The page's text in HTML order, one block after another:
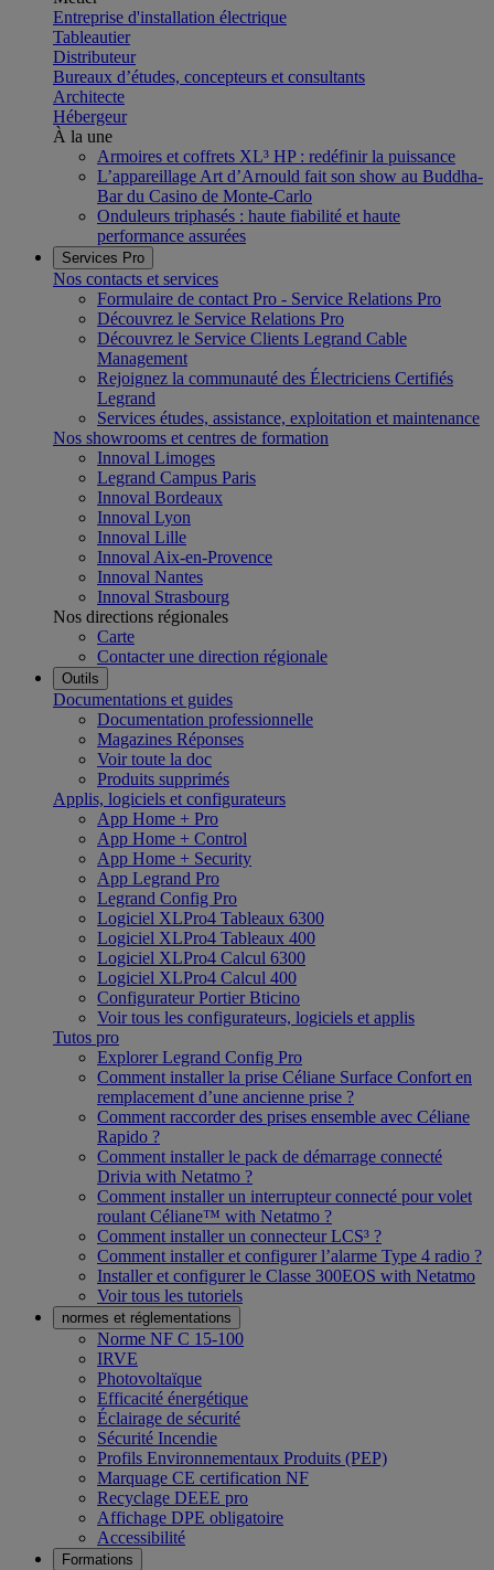
Entreprise d'installation électrique
Tableautier
Distributeur
Bureaux d’études, concepteurs et consultants
Architecte
Hébergeur
À la une
Armoires et coffrets XL³ HP : redéfinir la puissance
L’appareillage Art d’Arnould fait son show au Buddha-
Bar du Casino de Monte-Carlo
Onduleurs triphasés : haute fiabilité et haute
performance assurées
Services Pro
Nos contacts et services
Formulaire de contact Pro - Service Relations Pro
Découvrez le Service Relations Pro
Découvrez le Service Clients Legrand Cable
Management
Rejoignez la communauté des Électriciens Certifiés
Legrand
Services études, assistance, exploitation et maintenance
Nos showrooms et centres de formation
Innoval Limoges
Legrand Campus Paris
Innoval Bordeaux
Innoval Lyon
Innoval Lille
Innoval Aix-en-Provence
Innoval Nantes
Innoval Strasbourg
Nos directions régionales
Carte
Contacter une direction régionale
Outils
Documentations et guides
Documentation professionnelle
Magazines Réponses
Voir toute la doc
Produits supprimés
Applis, logiciels et configurateurs
App Home + Pro
App Home + Control
App Home + Security
App Legrand Pro
Legrand Config Pro
Logiciel XLPro4 Tableaux 6300
Logiciel XLPro4 Tableaux 400
Logiciel XLPro4 Calcul 6300
Logiciel XLPro4 Calcul 400
Configurateur Portier Bticino
Voir tous les configurateurs, logiciels et applis
Tutos pro
Explorer Legrand Config Pro
Comment installer la prise Céliane Surface Confort en
remplacement d’une ancienne prise ?
Comment raccorder des prises ensemble avec Céliane
Rapido ?
Comment installer le pack de démarrage connecté
Drivia with Netatmo ?
Comment installer un interrupteur connecté pour volet
roulant Céliane™ with Netatmo ?
Comment installer un connecteur LCS³ ?
Comment installer et configurer l’alarme Type 4 radio ?
Installer et configurer le Classe 300EOS with Netatmo
Voir tous les tutoriels
normes et réglementations
Norme NF C 15-100
IRVE
Photovoltaïque
Efficacité énergétique
Éclairage de sécurité
Sécurité Incendie
Profils Environnementaux Produits (PEP)
Marquage CE certification NF
Recyclage DEEE pro
Affichage DPE obligatoire
Accessibilité
Formations